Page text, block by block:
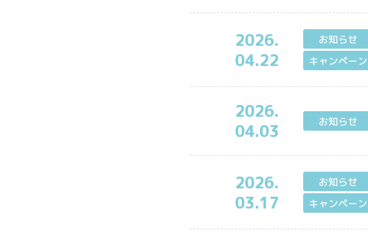
2026.
04.22
お知らせ
キャンペーン
2026.
04.03
お知らせ
2026.
03.17
お知らせ
キャンペーン